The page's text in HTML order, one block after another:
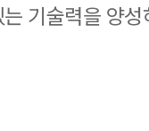
기술력을 양